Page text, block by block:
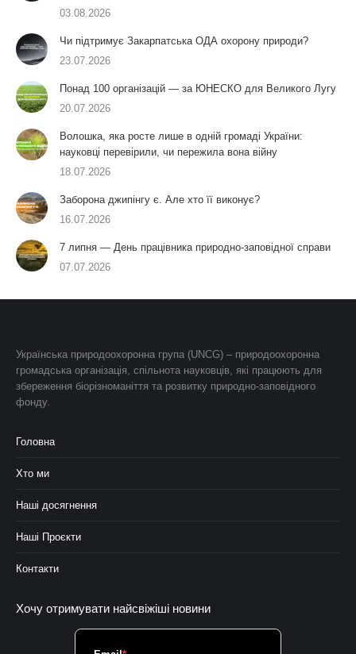
03.08.2026
Чи підтримує Закарпатська ОДА охорону природи?
23.07.2026
Понад 100 організацій — за ЮНЕСКО для Великого Лугу
20.07.2026
Волошка, яка росте лише в одній громаді України:
науковці перевірили, чи пережила вона війну
18.07.2026
Заборона джипінгу є. Але хто її виконує?
16.07.2026
7 липня — День працівника природно-заповідної справи
07.07.2026
Українська природоохоронна група (UNCG) – природоохоронна
громадська організація, спільнота науковців, які працюють для
збереження біорізноманіття та розвитку природно-заповідного
фонду.
Головна
Хто ми
Наші досягнення
Наші Проєкти
Контакти
Хочу отримувати найсвіжіші новини